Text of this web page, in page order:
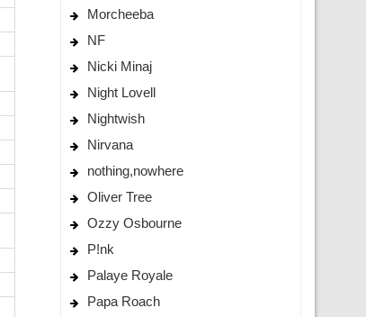
Morcheeba
NF
Nicki Minaj
Night Lovell
Nightwish
Nirvana
nothing,nowhere
Oliver Tree
Ozzy Osbourne
P!nk
Palaye Royale
Papa Roach